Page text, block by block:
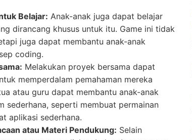
Belajar: Anak-anak juga dapat belajar
dirancang khusus untuk itu. Game ini tidak
juga dapat membantu anak-anak
coding.
Melakukan proyek bersama dapat
memperdalam pemahaman mereka
atau guru dapat membantu anak-anak
sederhana, seperti membuat permainan
aplikasi sederhana.
atau Materi Pendukung: Selain